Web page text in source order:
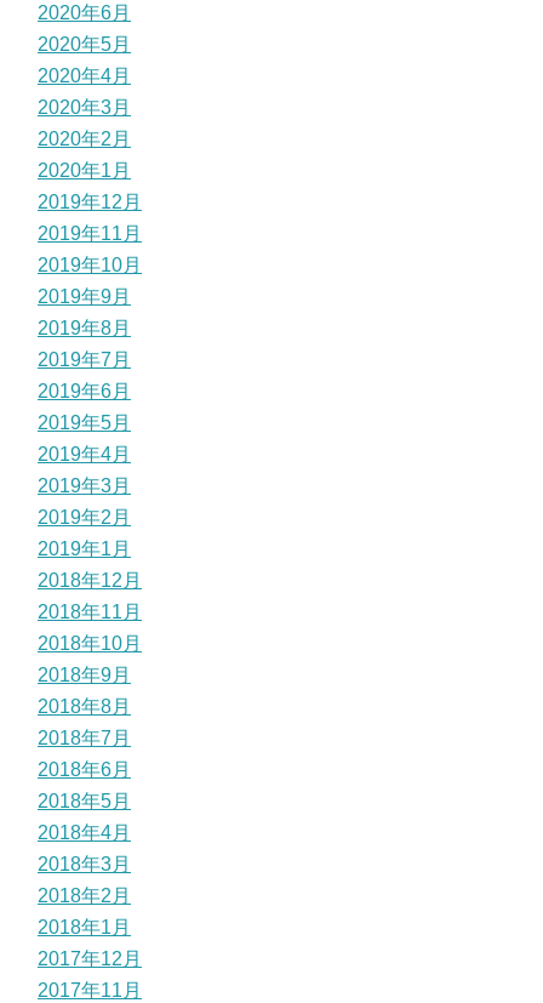
2020年6月
2020年5月
2020年4月
2020年3月
2020年2月
2020年1月
2019年12月
2019年11月
2019年10月
2019年9月
2019年8月
2019年7月
2019年6月
2019年5月
2019年4月
2019年3月
2019年2月
2019年1月
2018年12月
2018年11月
2018年10月
2018年9月
2018年8月
2018年7月
2018年6月
2018年5月
2018年4月
2018年3月
2018年2月
2018年1月
2017年12月
2017年11月